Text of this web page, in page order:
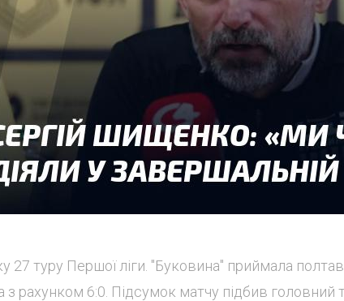
27 туру Першої ліги. "Буковина" приймала
з рахунком 6:0. Підсумок матчу підбив